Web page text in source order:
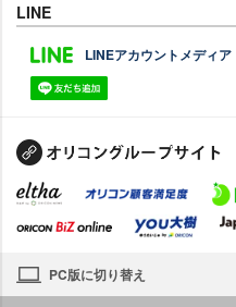
LINE
LINEアカウントメディア
PC版に切り替え